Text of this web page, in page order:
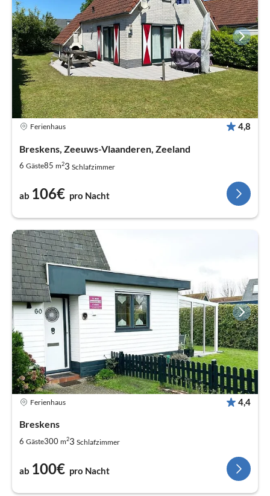
Ferienhaus 4,8
Breskens, Zeeuws-Vlaanderen, Zeeland
6 Gäste85 m23 Schlafzimmer
ab 106€ pro Nacht
Ferienhaus 4,4
Breskens
6 Gäste300 m23 Schlafzimmer
ab 100€ pro Nacht